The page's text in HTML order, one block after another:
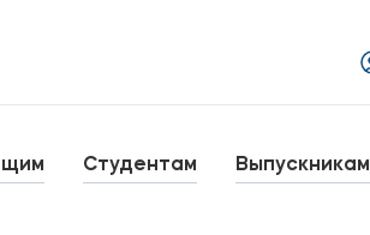
Студентам Выпускникам